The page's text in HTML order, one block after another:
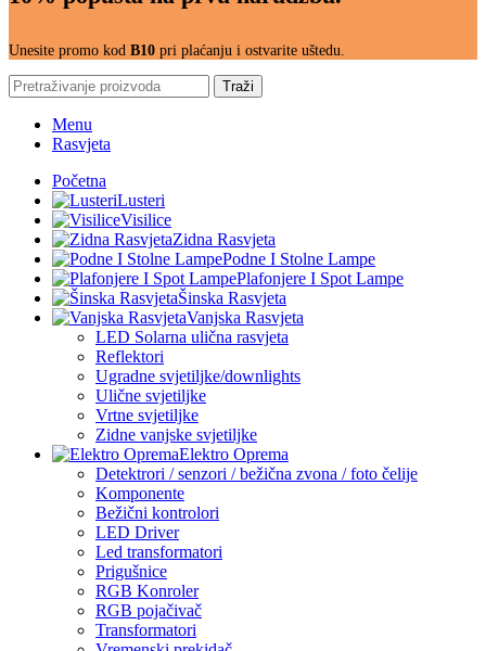
Unesite promo kod B10 pri plaćanju i ostvarite uštedu.
Traži
Menu
Rasvjeta
Početna
Lusteri
Visilice
Zidna Rasvjeta
Podne I Stolne Lampe
Plafonjere I Spot Lampe
Šinska Rasvjeta
Vanjska Rasvjeta
LED Solarna ulična rasvjeta
Reflektori
Ugradne svjetiljke/downlights
Ulične svjetiljke
Vrtne svjetiljke
Zidne vanjske svjetiljke
Elektro Oprema
Detektrori / senzori / bežična zvona / foto čelije
Komponente
Bežični kontrolori
LED Driver
Led transformatori
Prigušnice
RGB Konroler
RGB pojačivač
Transformatori